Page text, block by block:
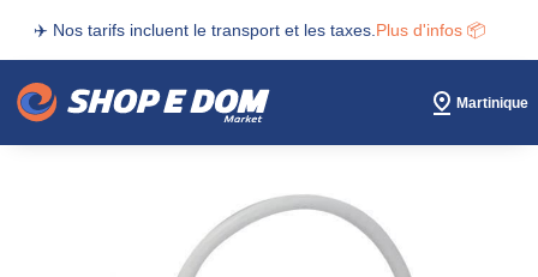
✈️ Nos tarifs incluent le transport et les taxes. Plus d'infos 📦
Martinique